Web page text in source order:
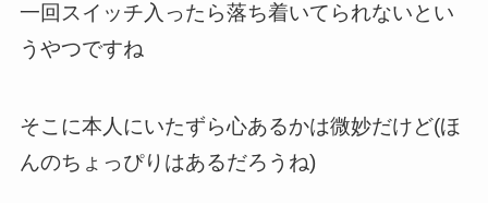
一回スイッチ入ったら落ち着いてられないとい
うやつですね
そこに本人にいたずら心あるかは微妙だけど(ほ
んのちょっぴりはあるだろうね)